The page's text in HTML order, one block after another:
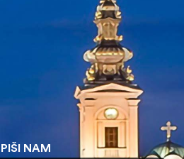
PIŠI NAM